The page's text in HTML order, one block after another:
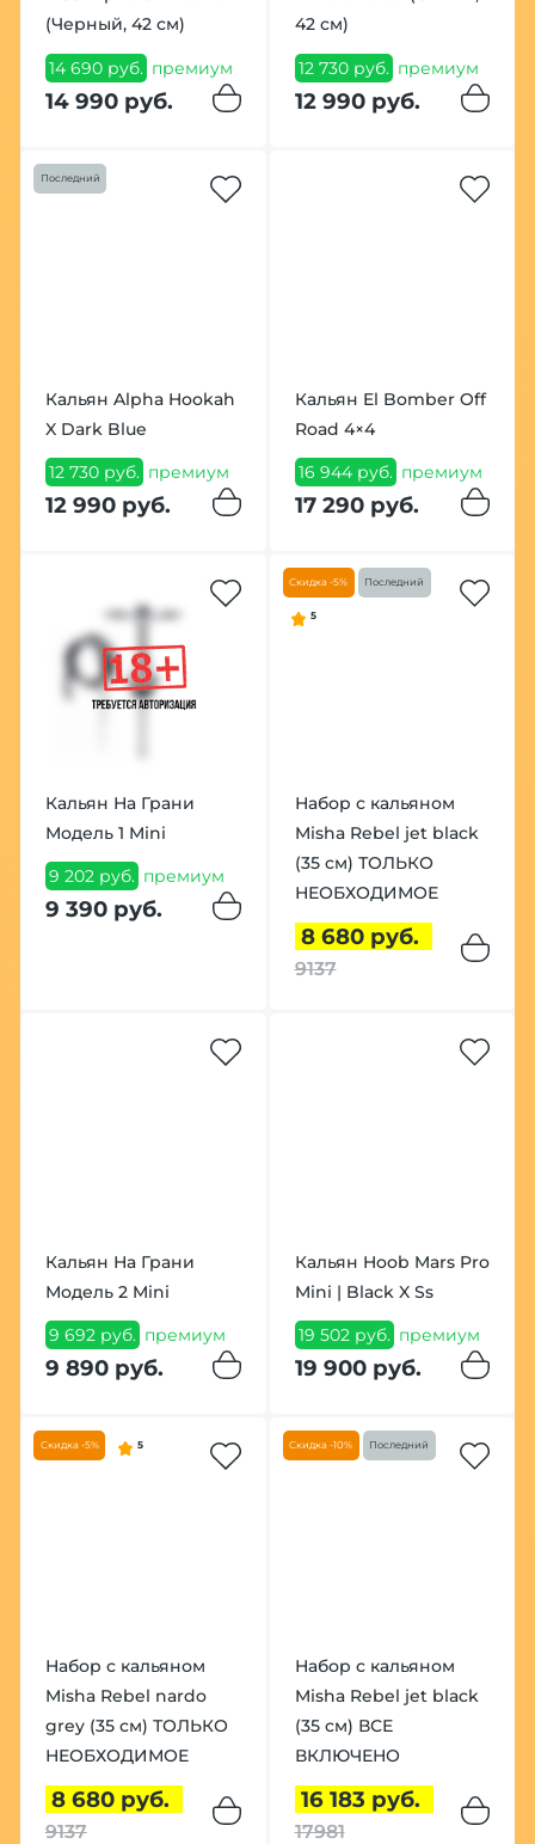
(Черный, 42 см)
14 690 руб. премиум
14 990 руб.
42 см)
12 730 руб. премиум
12 990 руб.
Последний
Кальян Alpha Hookah
X Dark Blue
12 730 руб. премиум
12 990 руб.
Кальян El Bomber Off
Road 4×4
16 944 руб. премиум
17 290 руб.
Кальян На Грани
Модель 1 Mini
9 202 руб. премиум
9 390 руб.
Скидка -5% Последний
5
Набор с кальяном
Misha Rebel jet black
(35 см) ТОЛЬКО
НЕОБХОДИМОЕ
8 680 руб.
9137
Кальян На Грани
Модель 2 Mini
9 692 руб. премиум
9 890 руб.
Кальян Hoob Mars Pro
Mini | Black X Ss
19 502 руб. премиум
19 900 руб.
Скидка -5% 5
Набор с кальяном
Misha Rebel nardo
grey (35 см) ТОЛЬКО
НЕОБХОДИМОЕ
8 680 руб.
9137
Скидка -10% Последний
Набор с кальяном
Misha Rebel jet black
(35 см) ВСЕ
ВКЛЮЧЕНО
16 183 руб.
17981